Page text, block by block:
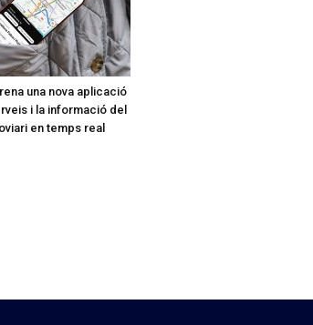
una nova aplicació
i la informació del
en temps real